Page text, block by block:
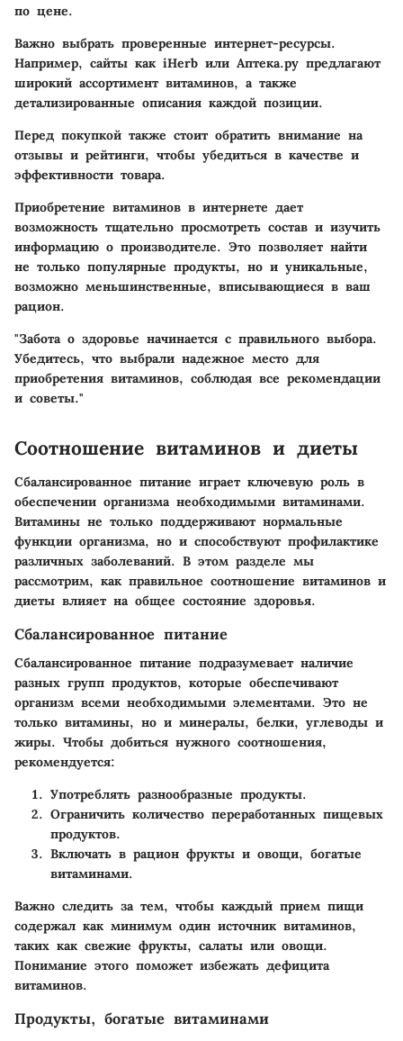
по цене.
Важно выбрать проверенные интернет-ресурсы.
Например, сайты как iHerb или Аптека.ру предлагают
широкий ассортимент витаминов, а также
детализированные описания каждой позиции.
Перед покупкой также стоит обратить внимание на
отзывы и рейтинги, чтобы убедиться в качестве и
эффективности товара.
Приобретение витаминов в интернете дает
возможность тщательно просмотреть состав и изучить
информацию о производителе. Это позволяет найти
не только популярные продукты, но и уникальные,
возможно меньшинственные, вписывающиеся в ваш
рацион.
"Забота о здоровье начинается с правильного выбора.
Убедитесь, что выбрали надежное место для
приобретения витаминов, соблюдая все рекомендации
и советы."
Соотношение витаминов и диеты
Сбалансированное питание играет ключевую роль в
обеспечении организма необходимыми витаминами.
Витамины не только поддерживают нормальные
функции организма, но и способствуют профилактике
различных заболеваний. В этом разделе мы
рассмотрим, как правильное соотношение витаминов и
диеты влияет на общее состояние здоровья.
Сбалансированное питание
Сбалансированное питание подразумевает наличие
разных групп продуктов, которые обеспечивают
организм всеми необходимыми элементами. Это не
только витамины, но и минералы, белки, углеводы и
жиры. Чтобы добиться нужного соотношения,
рекомендуется:
Употреблять разнообразные продукты.
Ограничить количество переработанных пищевых
продуктов.
Включать в рацион фрукты и овощи, богатые
витаминами.
Важно следить за тем, чтобы каждый прием пищи
содержал как минимум один источник витаминов,
таких как свежие фрукты, салаты или овощи.
Понимание этого поможет избежать дефицита
витаминов.
Продукты, богатые витаминами